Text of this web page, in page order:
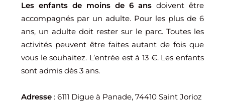
Les enfants de moins de 6 ans doivent être
accompagnés par un adulte. Pour les plus de 6
ans, un adulte doit rester sur le parc. Toutes les
activités peuvent être faites autant de fois que
vous le souhaitez. L’entrée est à 13 €. Les enfants
sont admis dès 3 ans.
Adresse : 6111 Digue à Panade, 74410 Saint Jorioz